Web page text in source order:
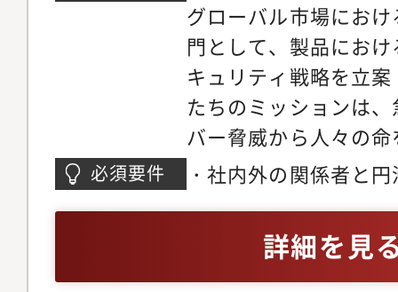
グローバル市場にお
門として、製品にお
キュリティ戦略を立
たちのミッションは
バー脅威から人々の
システムを強固に守
の製品セキュリティ
安全と当社の事業成
必須要件
・社内外の関係者と
整・連携能力 ・製
ソフトウェア開発プ
詳細を見